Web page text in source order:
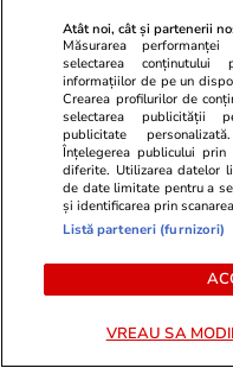
Felix Stroe,
Atât noi, cât și partenerii
Măsurarea
selectarea conținutului
informațiilor de pe un
Crearea profilurilor de
selectarea publicității
publicitate
Înțelegerea publicului
diferite. Utilizarea datelor
de date limitate pentru a
și identificarea prin
Listă parteneri (furnizori)
VREAU SA